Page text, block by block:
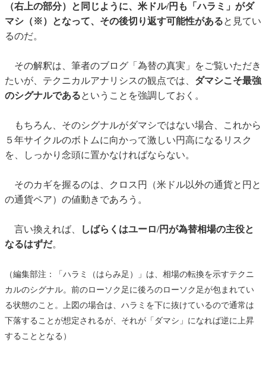
（右上の部分）と同じように、米ドル/円も「ハラミ」がダ
マシ（※）となって、その後切り返す可能性があると見てい
るのだ。
その解釈は、筆者のブログ「為替の真実」をご覧いただき
たいが、テクニカルアナリシスの観点では、 ダマシこそ最強
のシグナルであるということを強調しておく。
もちろん、そのシグナルがダマシではない場合、これから
５年サイクルのボトムに向かって激しい円高になるリスク
を、しっかり念頭に置かなければならない。
そのカギを握るのは、クロス円（米ドル以外の通貨と円と
の通貨ペア）の値動きであろう。
言い換えれば、
しばらくはユーロ/円が為替相場の主役と
なるはずだ。
（編集部注：「ハラミ（はらみ足）」は、相場の転換を示すテクニ
カルのシグナル。前のローソク足に後ろのローソク足が包まれてい
る状態のこと。上図の場合は、ハラミを下に抜けているので通常は
下落することが想定されるが、それが「ダマシ」になれば逆に上昇
することとなる）